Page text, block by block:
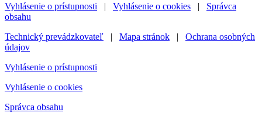
Vyhlásenie o prístupnosti | Vyhlásenie o cookies | Správca
obsahu
Technický prevádzkovateľ | Mapa stránok | Ochrana osobných
údajov
Vyhlásenie o prístupnosti
Vyhlásenie o cookies
Správca obsahu